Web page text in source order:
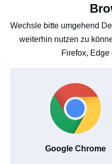
Wechsle bitte umgehend
weiterhin nutzen zu
Firefox, Edge
Google Chrome